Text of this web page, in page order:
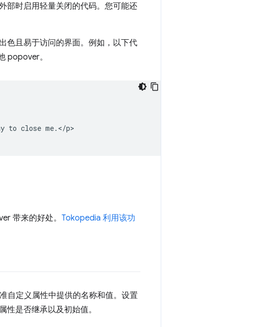
部时启用轻量关闭的代码。您可能还
色且易于访问的界面。例如，以下代
popover。
to close me.</p>
带来的好处。 Tokopedia 利用该功
自定义属性中提供的名称和值。设置
是否继承以及初始值。